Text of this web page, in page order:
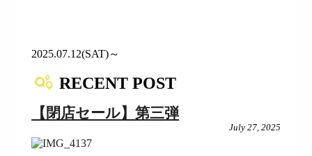
2025.07.12(SAT)～
RECENT POST
【閉店セール】第三弾
July 27, 2025